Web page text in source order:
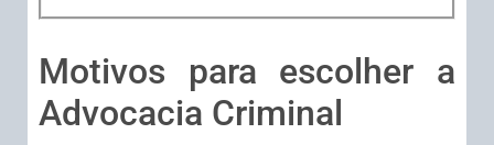
Motivos para escolher a
Advocacia Criminal